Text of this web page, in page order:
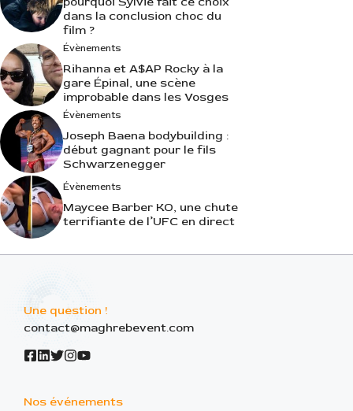
dans la conclusion choc du
film ?
Évènements
Rihanna et A$AP Rocky à la
gare Épinal, une scène
improbable dans les Vosges
Évènements
Joseph Baena bodybuilding :
début gagnant pour le fils
Schwarzenegger
Évènements
Maycee Barber KO, une chute
terrifiante de l’UFC en direct
Une question !
contact@maghrebevent.com
Nos événements